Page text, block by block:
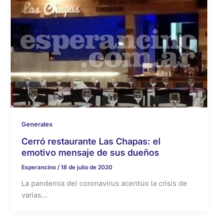
Generales
Cerró restaurante Las Chapas: el
emotivo mensaje de sus dueños
Esperancino /18 de julio de 2020
La pandemia del coronavirus acentúo la crisis de
varias…